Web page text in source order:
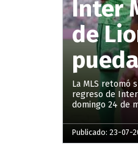
Inter
de
La MLS retomó
regreso de
domingo 24 de
Publicado: 23-07-